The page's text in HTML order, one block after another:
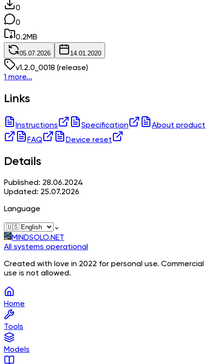
0
0
0.2MB
05.07.2026 14.01.2020
v1.2.0_0018 (release)
1 more...
Links
Instructions Specification
About product
FAQ
Device reset
Details
Published: 28.06.2024
Updated: 25.07.2026
Language
⌄
MINDSOLO.NET
All systems operational
Created with love in 2022 for personal use. Commercial
use is not allowed.
Home
Tools
Models